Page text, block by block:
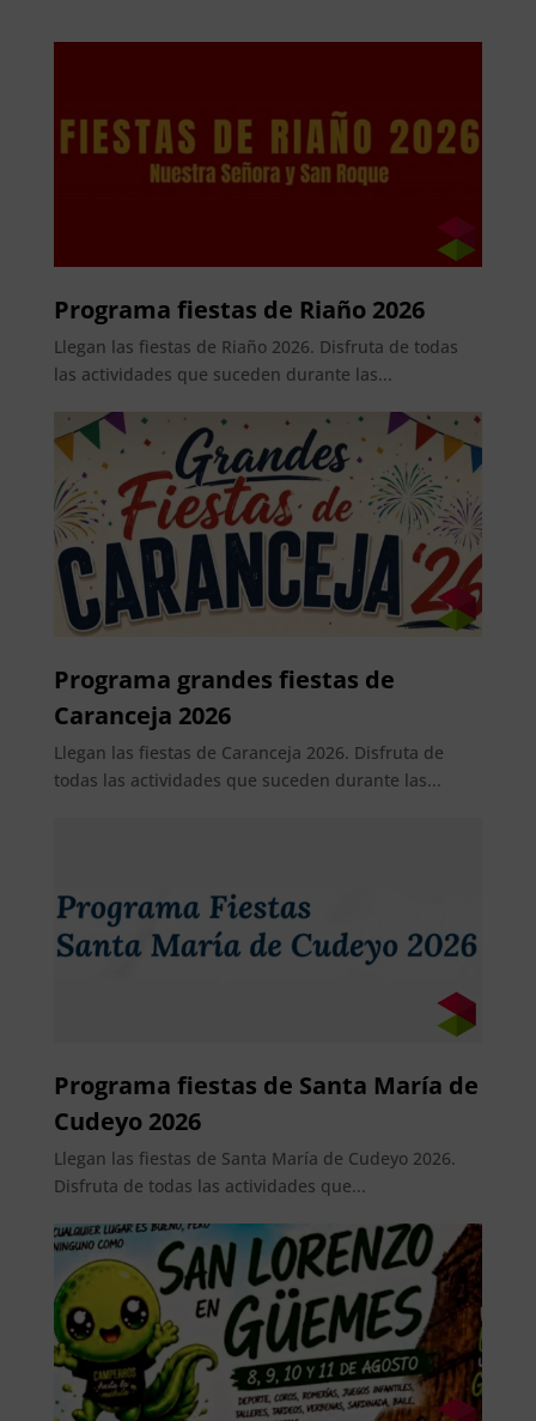
Programa fiestas de Riaño 2026
Llegan las fiestas de Riaño 2026. Disfruta de todas
las actividades que suceden durante las...
Programa grandes fiestas de
Caranceja 2026
Llegan las fiestas de Caranceja 2026. Disfruta de
todas las actividades que suceden durante las...
Programa fiestas de Santa María de
Cudeyo 2026
Llegan las fiestas de Santa María de Cudeyo 2026.
Disfruta de todas las actividades que...